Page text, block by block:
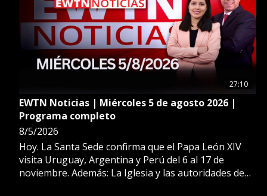
27:10
EWTN Noticias | Miércoles 5 de agosto 2026 |
Programa completo
8/5/2026
Hoy. La Santa Sede confirma que el Papa León XIV
visita Uruguay, Argentina y Perú del 6 al 17 de
noviembre. Además: La Iglesia y las autoridades de